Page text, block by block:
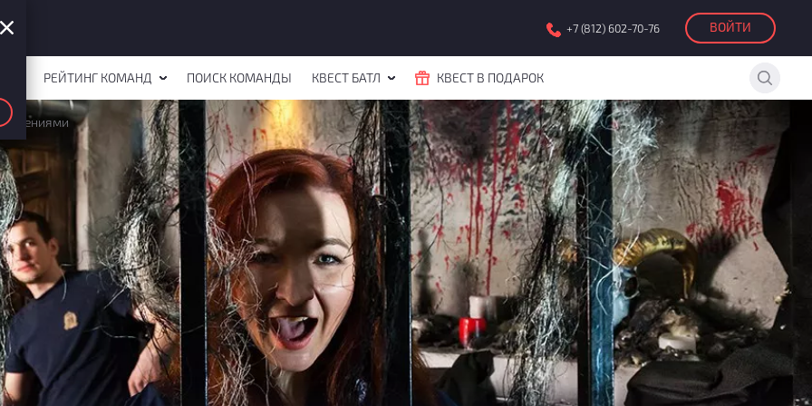
+7 (812) 602-70-76 ВОЙТИ
РЕЙТИНГ КОМАНД ПОИСК КОМАНДЫ КВЕСТ БАТЛ КВЕСТ В ПОДАРОК